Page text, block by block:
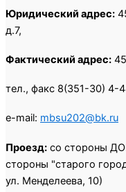
Юридический адрес:
д.7,
Фактический адрес:
тел., факс 8(351-30) 4-
e-mail: mbsu202@bk.ru
Проезд: со стороны
стороны "старого
ул. Менделеева, 10)